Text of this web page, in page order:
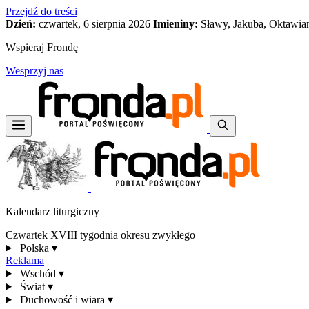
Przejdź do treści
Dzień: czwartek, 6 sierpnia 2026 Imieniny: Sławy, Jakuba,
Wspieraj Frondę
Wesprzyj nas
Kalendarz liturgiczny
Czwartek XVIII tygodnia okresu zwykłego
Polska ▾
Reklama
Wschód ▾
Świat ▾
Duchowość i wiara ▾